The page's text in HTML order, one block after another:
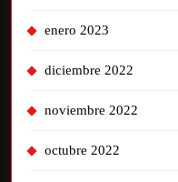
enero 2023
diciembre 2022
noviembre 2022
octubre 2022